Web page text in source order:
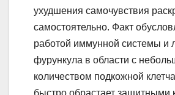
ухудшения самочувствия
самостоятельно. Факт
работой иммунной системы и
фурункула в области с
количеством подкожной
быстро обрастает защитными